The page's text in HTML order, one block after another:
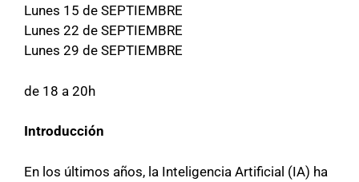
Lunes 15 de SEPTIEMBRE
Lunes 22 de SEPTIEMBRE
Lunes 29 de SEPTIEMBRE
de 18 a 20h
Introducción
En los últimos años, la Inteligencia Artificial (IA) ha